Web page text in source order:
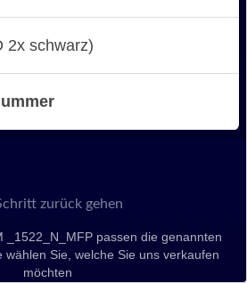
2x schwarz)
zurück gehen
_1522_N_MFP passen die genannten
wählen Sie, welche Sie uns verkaufen
möchten